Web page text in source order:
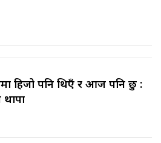
हिजो पनि थिएँ र आज पनि छु :